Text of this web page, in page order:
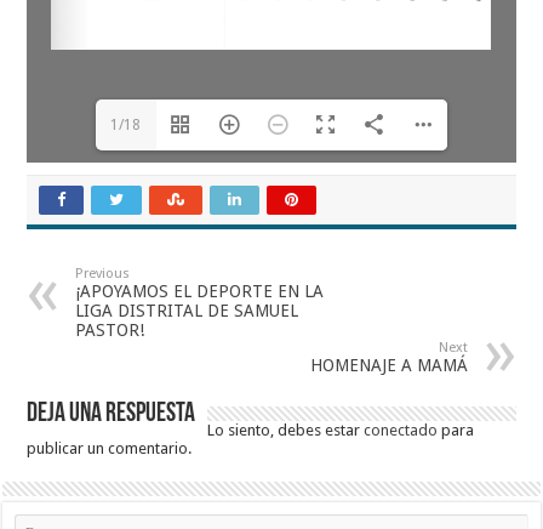
1/18
Previous
¡APOYAMOS EL DEPORTE EN LA
LIGA DISTRITAL DE SAMUEL
PASTOR!
Next
HOMENAJE A MAMÁ
Deja una respuesta
Lo siento, debes estarconectado para
publicar un comentario.